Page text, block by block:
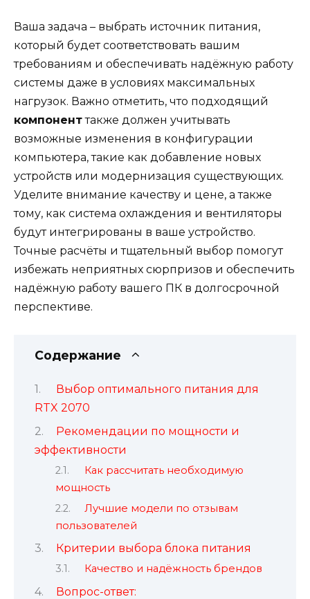
Ваша задача – выбрать источник питания,
который будет соответствовать вашим
требованиям и обеспечивать надёжную работу
системы даже в условиях максимальных
нагрузок. Важно отметить, что подходящий
компоненттакже должен учитывать
возможные изменения в конфигурации
компьютера, такие как добавление новых
устройств или модернизация существующих.
Уделите внимание качеству и цене, а также
тому, как система охлаждения и вентиляторы
будут интегрированы в ваше устройство.
Точные расчёты и тщательный выбор помогут
избежать неприятных сюрпризов и обеспечить
надёжную работу вашего ПК в долгосрочной
перспективе.
Содержание
Выбор оптимального питания для
RTX 2070
Рекомендации по мощности и
эффективности
Как рассчитать необходимую
мощность
Лучшие модели по отзывам
пользователей
Критерии выбора блока питания
Качество и надёжность брендов
Вопрос-ответ: